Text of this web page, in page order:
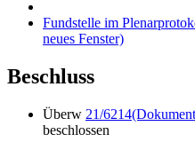
Fundstelle im
neues Fenster)
Beschluss
Überw 21/6214
beschlossen